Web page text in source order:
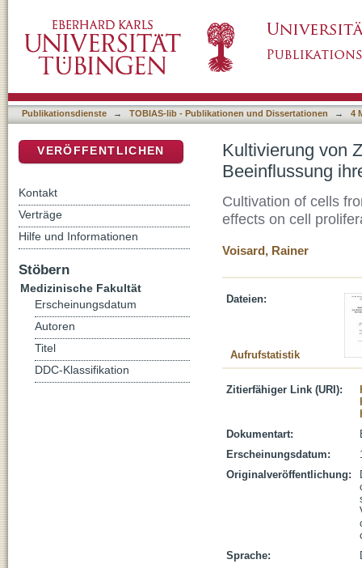
Publikationsdienste → TOBIAS-lib - Publikationen und Dissertationen → 4
Kultivierung von
Beeinflussung
Cultivation of cells
effects on cell
Voisard, Rainer
Dateien:
Aufrufstatistik
Zitierfähiger Link (URI):
Dokumentart:
Erscheinungsdatum:
Originalveröffentlichung:
Sprache:
VERÖFFENTLICHEN
Kontakt
Verträge
Hilfe und Informationen
Stöbern
Medizinische Fakultät
Erscheinungsdatum
Autoren
Titel
DDC-Klassifikation